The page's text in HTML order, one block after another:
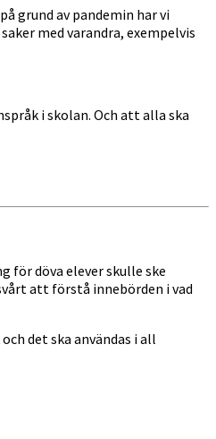
grund av pandemin har vi
med varandra, exempelvis
i skolan. Och att alla ska
för döva elever skulle ske
att förstå innebörden i vad
det ska användas i all